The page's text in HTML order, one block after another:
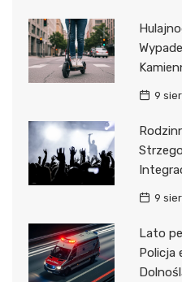
9
9
Lato
Policja